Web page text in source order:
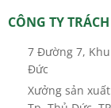
CÔNG TY
7 Đường 7,
Đức
Xưởng sản